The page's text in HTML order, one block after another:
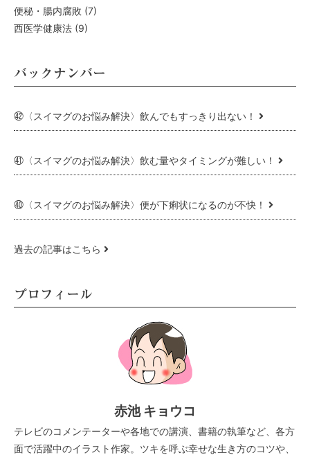
便秘・腸内腐敗 (7)
西医学健康法 (9)
バックナンバー
㊷〈スイマグのお悩み解決〉飲んでもすっきり出ない！
㊶〈スイマグのお悩み解決〉飲む量やタイミングが難しい！
㊵〈スイマグのお悩み解決〉便が下痢状になるのが不快！
過去の記事はこちら
プロフィール
赤池 キョウコ
テレビのコメンテーターや各地での講演、書籍の執筆など、各方
面で活躍中のイラスト作家。ツキを呼ぶ幸せな生き方のコツや、